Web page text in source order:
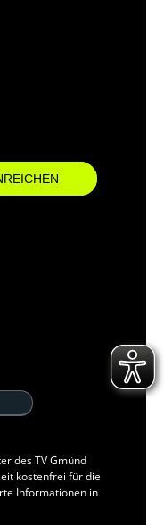
des TV Gmünd
kostenfrei für die
Informationen in